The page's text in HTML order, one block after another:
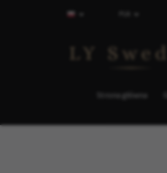
Strona główna